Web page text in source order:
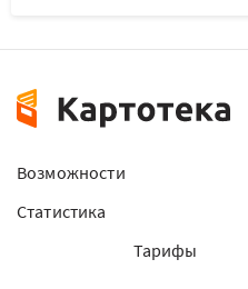
Возможности
Статистика
Тарифы